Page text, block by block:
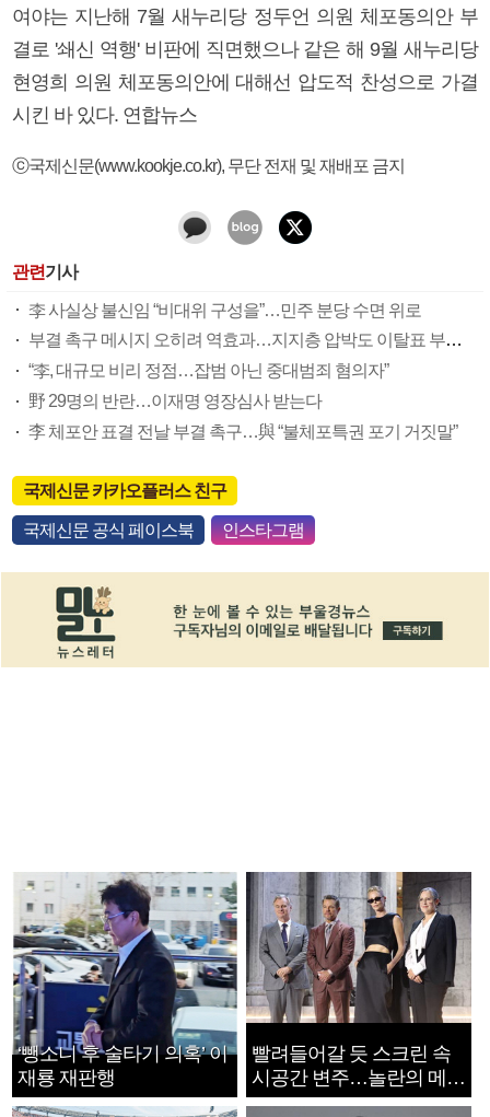
여야는 지난해 7월 새누리당 정두언 의원 체포동의안 부
결로 '쇄신 역행' 비판에 직면했으나 같은 해 9월 새누리당
현영희 의원 체포동의안에 대해선 압도적 찬성으로 가결
시킨 바 있다. 연합뉴스
ⓒ국제신문(www.kookje.co.kr), 무단 전재 및 재배포 금지
관련기사
李 사실상 불신임 “비대위 구성을”…민주 분당 수면 위로
부결 촉구 메시지 오히려 역효과…지지층 압박도 이탈표 부추긴 듯
“李, 대규모 비리 정점…잡범 아닌 중대범죄 혐의자”
野 29명의 반란…이재명 영장심사 받는다
李 체포안 표결 전날 부결 촉구…與 “불체포특권 포기 거짓말”
국제신문 카카오플러스 친구
국제신문 공식 페이스북 인스타그램
‘뺑소니 후 술타기 의혹’ 이
재룡 재판행
빨려들어갈 듯 스크린 속
시공간 변주…놀란의 메시
지는 ‘전쟁 속죄’